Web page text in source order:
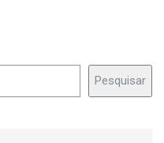
Pesquisar